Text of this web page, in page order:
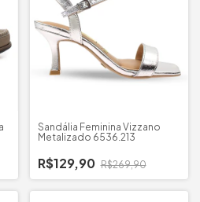
Sandália Feminina Vizzano
Metalizado 6536.213
R$129,90 R$269,90